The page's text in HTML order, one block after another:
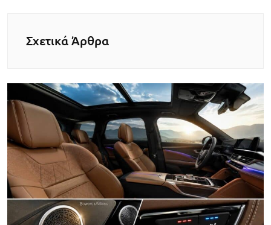
Σχετικά Άρθρα